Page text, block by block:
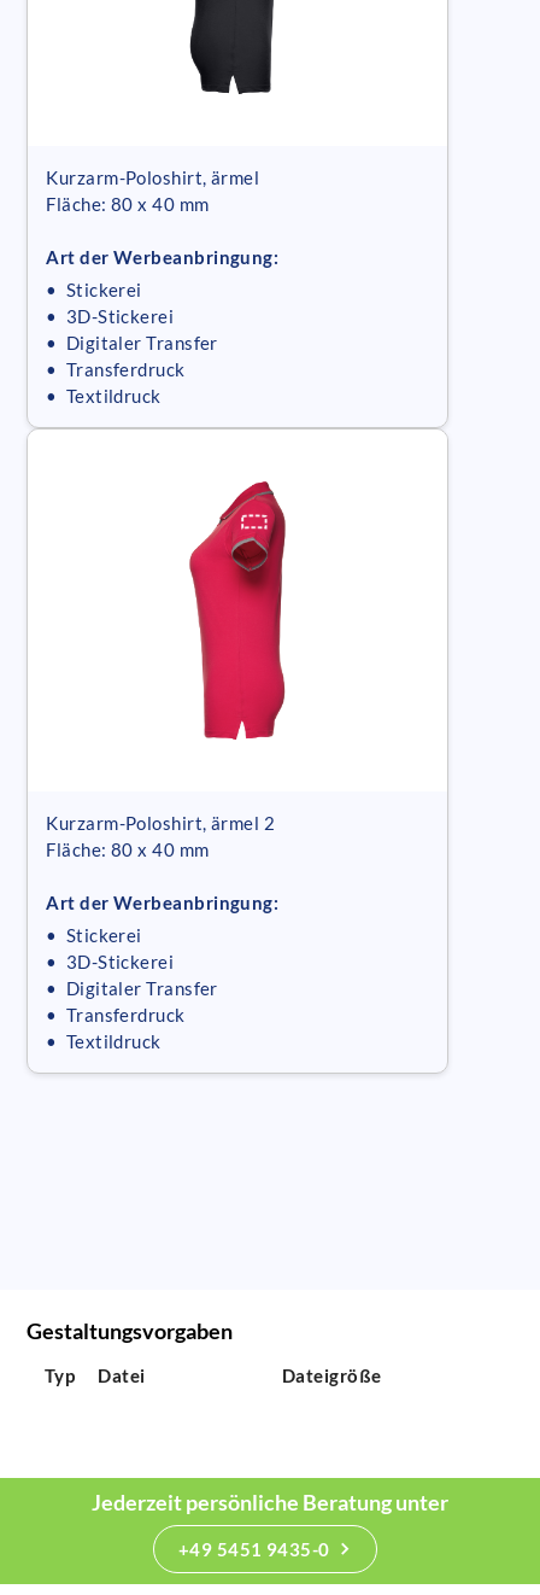
Kurzarm-Poloshirt, ärmel
Fläche: 80 x 40 mm
Art der Werbeanbringung:
• Stickerei
• 3D-Stickerei
• Digitaler Transfer
• Transferdruck
• Textildruck
Kurzarm-Poloshirt, ärmel 2
Fläche: 80 x 40 mm
Art der Werbeanbringung:
• Stickerei
• 3D-Stickerei
• Digitaler Transfer
• Transferdruck
• Textildruck
Gestaltungsvorgaben
Typ Datei Dateigröße
Jederzeit persönliche Beratung unter
+49 5451 9435-0